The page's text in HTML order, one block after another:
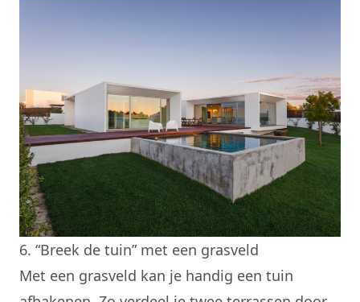
6. “Breek de tuin” met een grasveld
Met een grasveld kan je handig een tuin